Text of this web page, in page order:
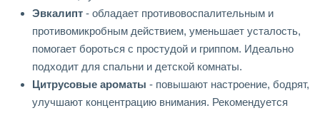
Эвкалипт - обладает противовоспалительным и
противомикробным действием, уменьшает усталость,
помогает бороться с простудой и гриппом. Идеально
подходит для спальни и детской комнаты.
Цитрусовые ароматы - повышают настроение, бодрят,
улучшают концентрацию внимания. Рекомендуется